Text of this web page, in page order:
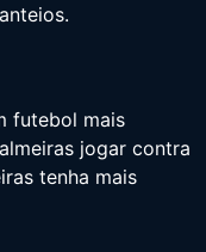
futebol mais
jogar contra
tenha mais